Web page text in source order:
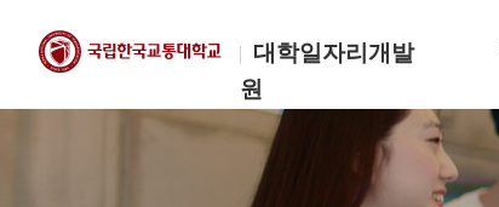
대학일자리개발
원
한국교통대학교